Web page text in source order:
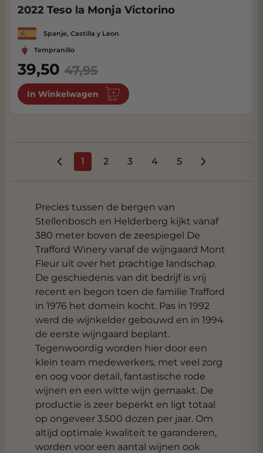
2022 Teso la Monja Victorino
Spanje, Castilla y Leon
Tempranillo
Special Price
39,50 47,95
In Winkelwagen
U lees momenteel pagina
1 Pagina
2 Pagina
3 Pagina
4 Pagina
5
Precies tussen de bergen van
Stellenbosch en Helderberg kijkt vanaf
380 meter boven de zeespiegel De
Trafford Winery vanaf de wijngaard Mont
Fleur uit over het prachtige landschap.
De geschiedenis van dit bedrijf is vrij
recent en begon toen de familie Trafford
in 1976 het domein kocht. Pas in 1992
werd de wijnkelder gebouwd en in 1994
de eerste wijngaard beplant.
Tegenwoordig worden hier door een
klein team medewerkers, met veel zorg
en oog voor detail, fantastische rode
wijnen en een witte wijn gemaakt. De
productie is zeer beperkt en ligt totaal
op ongeveer 3.500 dozen per jaar. Om
altijd optimale kwaliteit te garanderen,
worden voor een aantal wijnen ook